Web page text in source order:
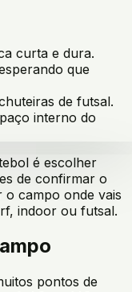
curta e dura.
que
de futsal.
interno do
é escolher
de confirmar o
o campo onde vais
indoor ou futsal.
pontos de